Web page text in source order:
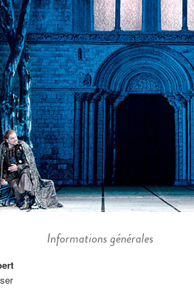
Informations générales